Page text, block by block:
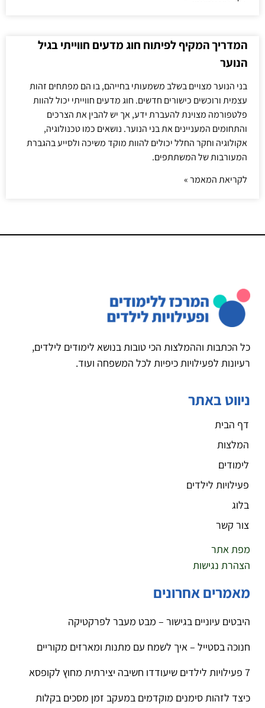
המדריך המקיף לפיתוח חוג מדעים חווייתי בגיל
הנוער
בני הנוער מצויים בשלב משמעותי בחייהם, בו הם מפתחים זהות
עצמית ורוכשים כישורים חדשים. חוג מדעים חווייתי יכול להוות
פלטפורמה מצוינת להעברת ידע, אך יש להבין את הצרכים
והתחומים המעניינים את בני הנוער. נושאים כמו טכנולוגיה,
אקולוגיה וחקר החלל יכולים להוות מוקד משיכה ולסייע בהגברת
המעורבות של המשתתפים.
לקריאת המאמר »
כל הכתבות וההמלצות הכי טובות בנושא לימודים לילדים,
רעיונות לפעילויות כיפיות לכל המשפחה ועוד.
ניווט באתר
דף הבית
המלצות
לימודים
פעילויות לילדים
בלוג
צור קשר
מפת אתר
הצהרת נגישות
מאמרים אחרונים
היבטים עיוניים בגישור – מבט מעבר לפרקטיקה
חנוכה בסטייל – איך לשמח עם מתנות ומארזים מקוריים
7 פעילויות לילדים שיעודדו חשיבה יצירתית מחוץ לקופסא
כיצד לזהות סימנים מוקדמים במעקב זמן מסכים בקלות